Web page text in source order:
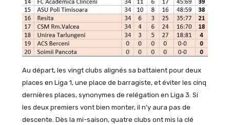
Au départ, les vingt clubs alignés sa battaient pour deux
places en Liga 1, une place de barragiste, et éviter les cinq
dernières places, synonymes de relégation en Liga 3. Si
les deux premiers vont bien monter, il n’y aura pas de
descente. Dès la mi-saison, quatre clubs ont mis la clé